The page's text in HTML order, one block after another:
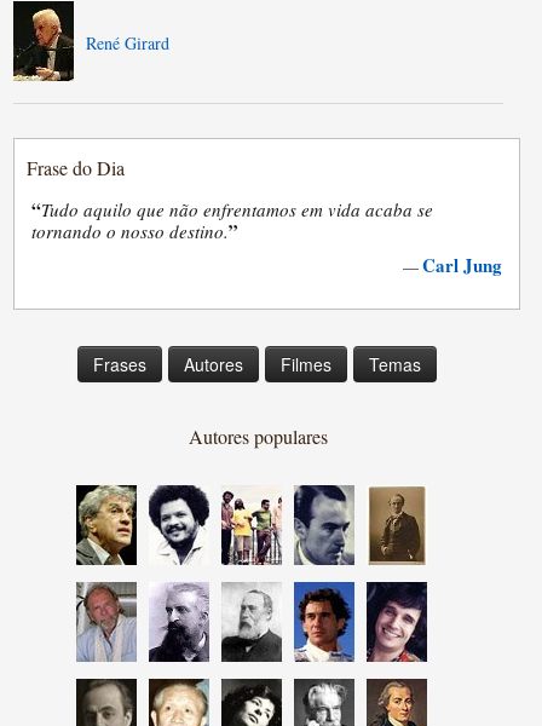
René Girard
Frase do Dia
“Tudo aquilo que não enfrentamos em vida acaba se
tornando o nosso destino.”
—Carl Jung
Frases Autores Filmes Temas
Autores populares